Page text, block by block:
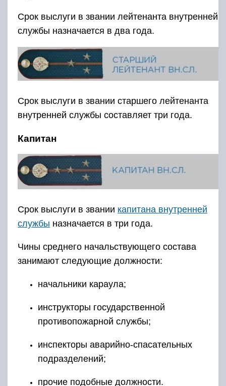
Срок выслуги в звании лейтенанта внутренней
службы назначается в два года.
Срок выслуги в звании старшего лейтенанта
внутренней службы составляет три года.
Капитан
Срок выслуги в звании капитана внутренней
службы назначается в три года.
Чины среднего начальствующего состава
занимают следующие должности:
начальники караула;
инструкторы государственной
противопожарной службы;
инспекторы аварийно-спасательных
подразделений;
прочие подобные должности.